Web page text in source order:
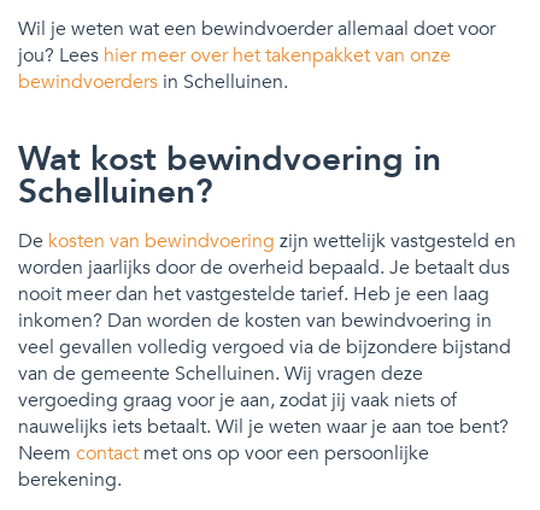
Wil je weten wat een bewindvoerder allemaal doet voor
jou? Lees hier meer over het takenpakket van onze
bewindvoerders in Schelluinen.
Wat kost bewindvoering in
Schelluinen?
De kosten van bewindvoering zijn wettelijk vastgesteld en
worden jaarlijks door de overheid bepaald. Je betaalt dus
nooit meer dan het vastgestelde tarief. Heb je een laag
inkomen? Dan worden de kosten van bewindvoering in
veel gevallen volledig vergoed via de bijzondere bijstand
van de gemeente Schelluinen. Wij vragen deze
vergoeding graag voor je aan, zodat jij vaak niets of
nauwelijks iets betaalt. Wil je weten waar je aan toe bent?
Neem contact met ons op voor een persoonlijke
berekening.